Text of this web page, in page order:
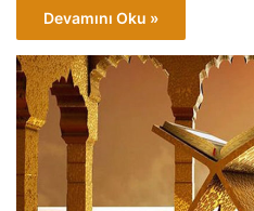
Devamını Oku »